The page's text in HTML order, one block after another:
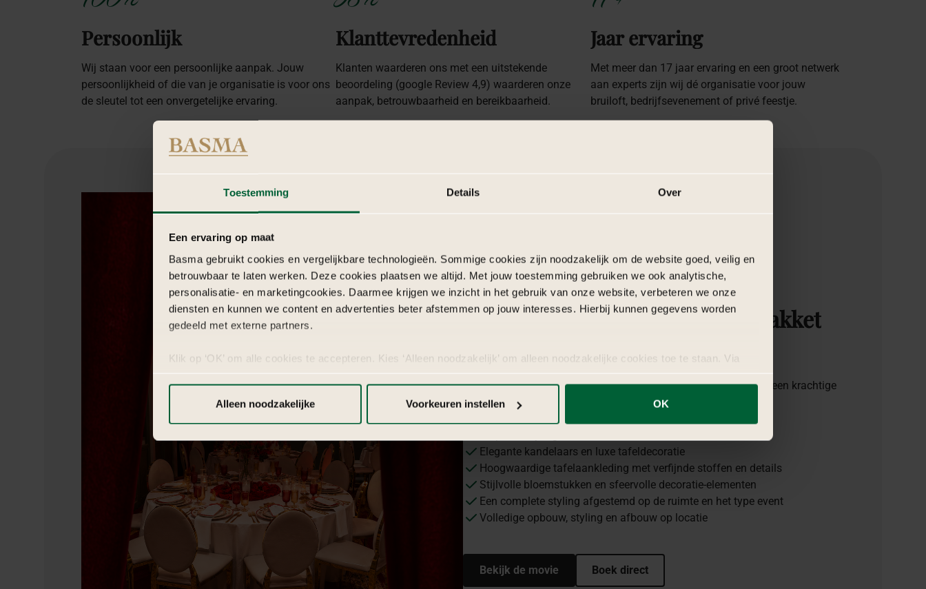
Toestemming Details Over
Een ervaring op maat
Basma gebruikt cookies en vergelijkbare technologieën. Sommige cookies zijn noodzakelijk om de website goed, veilig en
betrouwbaar te laten werken. Deze cookies plaatsen we altijd. Met jouw toestemming gebruiken we ook analytische,
personalisatie- en marketingcookies. Daarmee krijgen we inzicht in het gebruik van onze website, verbeteren we onze
diensten en kunnen we content en advertenties beter afstemmen op jouw interesses. Hierbij kunnen gegevens worden
gedeeld met externe partners.
Klik op ‘OK’ om alle cookies te accepteren. Kies ‘Alleen noodzakelijk’ om alleen noodzakelijke cookies toe te staan. Via
Alleen noodzakelijke
Voorkeuren instellen OK
Persoonlijk
Wij staan voor een persoonlijke aanpak. Jouw
persoonlijkheid of die van je organisatie is voor ons
de sleutel tot een onvergetelijke ervaring.
Klanttevredenheid
Klanten waarderen ons met een uitstekende
beoordeling (google Review 4,9) waarderen onze
aanpak, betrouwbaarheid en bereikbaarheid.
Jaar ervaring
Met meer dan 17 jaar ervaring en een groot netwerk
aan experts zijn wij dé organisatie voor jouw
bruiloft, bedrijfsevenement of privé feestje.
Waar bestaat hetAnaforared
pakket
uit?
Dit zorgvuldig samengestelde pakket bevat alle elementen voor een krachtige
en luxe setting:
Elegante kandelaars en luxe tafeldecoratie
Hoogwaardige tafelaankleding met verfijnde stoffen en details
Stijlvolle bloemstukken en sfeervolle decoratie-elementen
Een complete styling afgestemd op de ruimte en het type event
Volledige opbouw, styling en afbouw op locatie
Bekijk de movie Boek direct